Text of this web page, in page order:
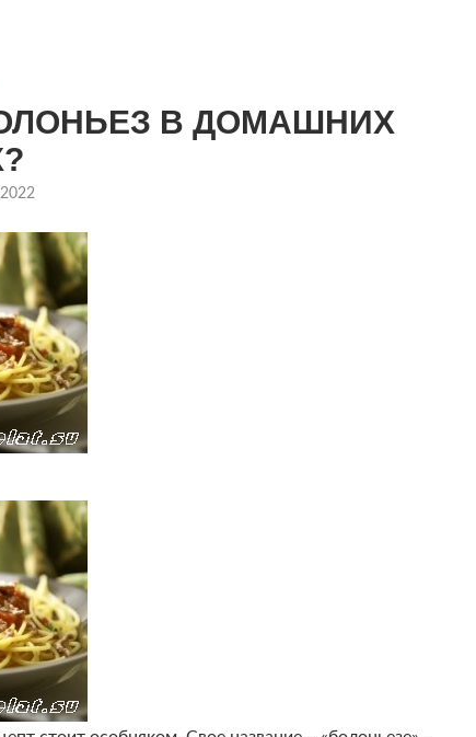
В ДОМАШНИХ